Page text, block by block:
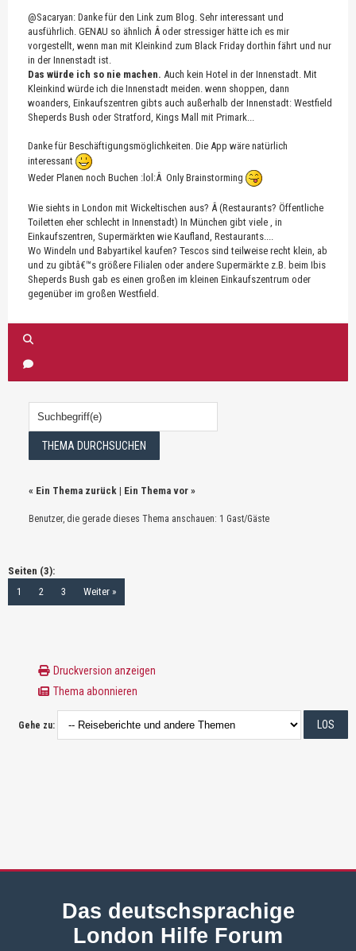
@Sacaryan: Danke für den Link zum Blog. Sehr interessant und
ausführlich. GENAU so ähnlich Â oder stressiger hätte ich es mir
vorgestellt, wenn man mit Kleinkind zum Black Friday dorthin fährt und nur
in der Innenstadt ist.
Das würde ich so nie machen. Auch kein Hotel in der Innenstadt. Mit
Kleinkind würde ich die Innenstadt meiden. wenn shoppen, dann
woanders, Einkaufszentren gibts auch außerhalb der Innenstadt: Westfield
Sheperds Bush oder Stratford, Kings Mall mit Primark...
Danke für Beschäftigungsmöglichkeiten. Die App wäre natürlich
interessant
Weder Planen noch Buchen :lol:Â Only Brainstorming
Wie siehts in London mit Wickeltischen aus? Â (Restaurants? Öffentliche
Toiletten eher schlecht in Innenstadt) In München gibt viele , in
Einkaufszentren, Supermärkten wie Kaufland, Restaurants....
Wo Windeln und Babyartikel kaufen? Tescos sind teilweise recht klein, ab
und zu gibtâ€™s größere Filialen oder andere Supermärkte z.B. beim Ibis
Sheperds Bush gab es einen großen im kleinen Einkaufszentrum oder
gegenüber im großen Westfield.
« Ein Thema zurück | Ein Thema vor »
Benutzer, die gerade dieses Thema anschauen: 1 Gast/Gäste
Seiten (3):
1
2 3 Weiter »
Druckversion anzeigen
Thema abonnieren
Gehe zu:
Das deutschsprachige
London Hilfe Forum